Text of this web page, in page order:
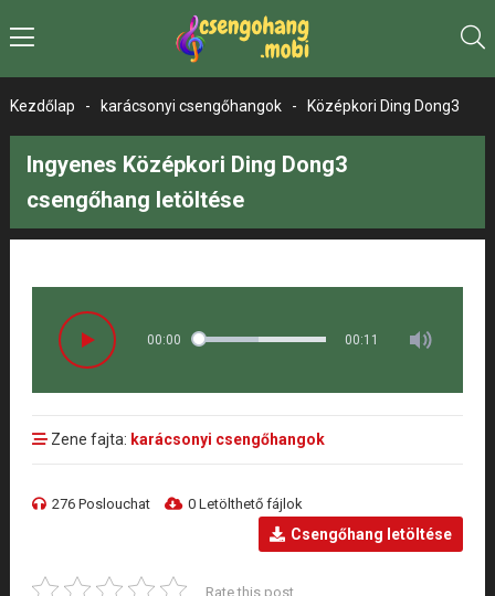
Kezdőlap - karácsonyi csengőhangok - Középkori Ding Dong3
Ingyenes Középkori Ding Dong3
csengőhang letöltése
00:00 00:11
Zene fajta: karácsonyi csengőhangok
276 Poslouchat 0 Letölthető fájlok
Csengőhang letöltése
Rate this post